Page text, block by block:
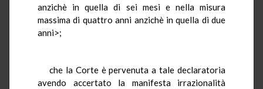
anzichè in quella di sei mesi e nella misura
massima di quattro anni anzichè in quella di due
anni>;
che la Corte è pervenuta a tale declaratoria
avendo accertato la manifesta irrazionalità